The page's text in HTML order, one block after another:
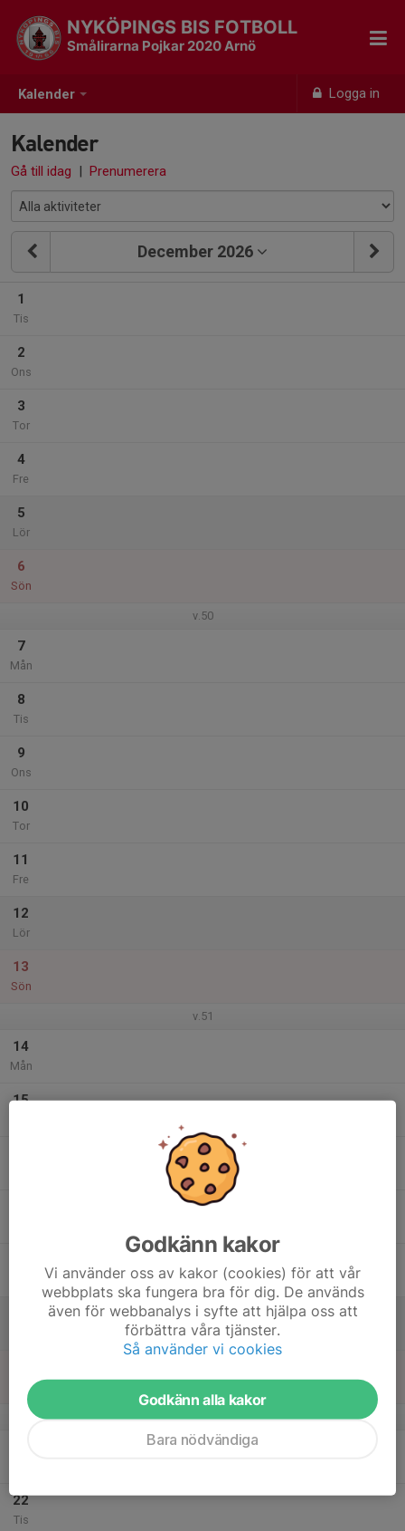
Kalender Logga in
NYKÖPINGS BIS FOTBOLL
Smålirarna Pojkar 2020 Arnö
Kalender
Gå till idag | Prenumerera
December 2026
1
Tis
2
Ons
3
Tor
4
Fre
5
Lör
6
Sön
v.50
7
Mån
8
Tis
9
Ons
10
Tor
11
Fre
12
Lör
13
Sön
v.51
14
Mån
15
Sön
v.52
22
Tis
Godkänn kakor
Vi använder oss av kakor (cookies) för att vår
webbplats ska fungera bra för dig. De används
även för webbanalys i syfte att hjälpa oss att
förbättra våra tjänster.
Så använder vi cookies
Godkänn alla kakor
Bara nödvändiga